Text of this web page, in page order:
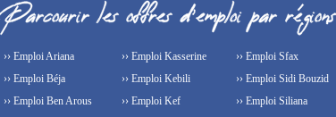
›› Emploi Ariana
›› Emploi Béja
›› Emploi Ben Arous
›› Emploi Kasserine
›› Emploi Kebili
›› Emploi Kef
›› Emploi Sfax
›› Emploi Sidi Bouzid
›› Emploi Siliana